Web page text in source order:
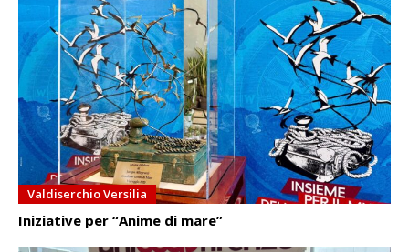
Valdiserchio Versilia
Iniziative per “Anime di mare”